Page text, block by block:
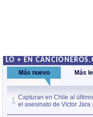
LO + EN
Más nuevo Más
1 Capturan en Chile al
el asesinato de Víctor Jara